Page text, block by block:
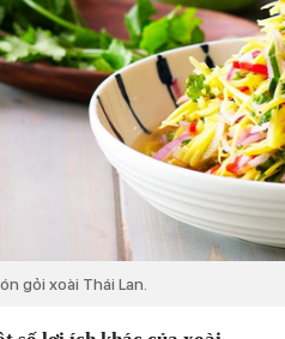
gỏi xoài Thái Lan.